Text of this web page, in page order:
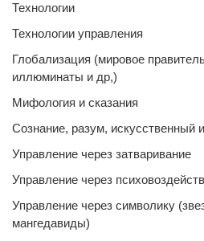
Технологии
Технологии управления
Глобализация (мировое
иллюминаты и др,)
Мифология и сказания
Сознание, разум, искусственный
Управление через затваривание
Управление через
Управление через символику
мангедавиды)